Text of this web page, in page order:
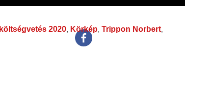
költségvetés 2020, Körkép, Trippon Norbert,